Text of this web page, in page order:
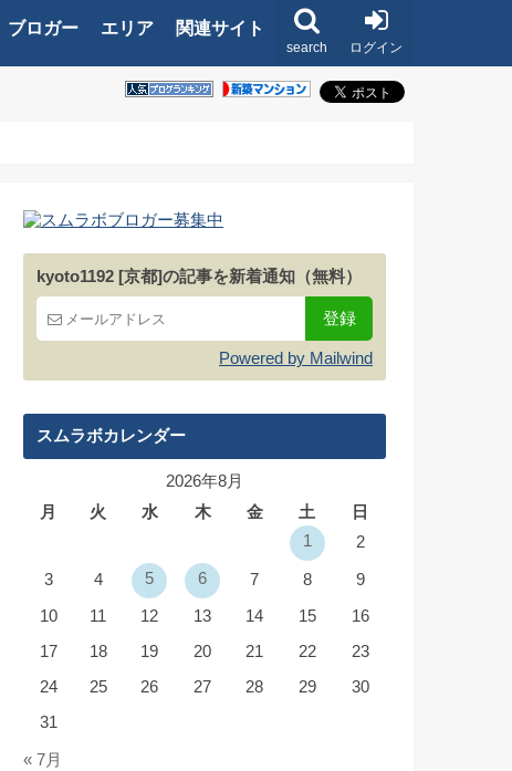
ログイン
search
ブロガー エリア 関連サイト
kyoto1192 [京都]の記事を新着通知（無料）
Powered by Mailwind
スムラボカレンダー
2026年8月
月
火 水 木 金 土
日
1
2
3 4 5 6 7 8 9
10 11 12 13 14 15
16
17
18 19 20 21 22
23
24
25 26 27 28 29
30
31
« 7月